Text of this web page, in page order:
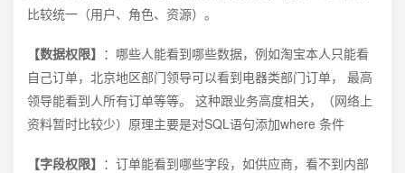
比较统一（用户、角色、资源）。
【数据权限】 ：哪些人能看到哪些数据，例如淘宝本人只能看
自己订单，北京地区部门领导可以看到电器类部门订单， 最高
领导能看到人所有订单等等。 这种跟业务高度相关，（网络上
资料暂时比较少）原理主要是对SQL语句添加where 条件
【字段权限】 ：订单能看到哪些字段，如供应商，看不到内部